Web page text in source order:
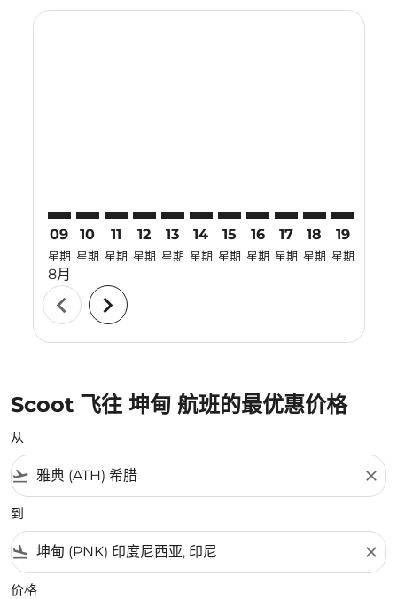
09
星期
8月
10
星期
11
星期
12
星期
13
星期
14
星期
15
星期
16
星期
17
星期
18
星期
19
星期
chevron_left chevron_right
Scoot 飞往 坤甸 航班的最优惠价格
从
flight_takeoff close
到
flight_land close
价格